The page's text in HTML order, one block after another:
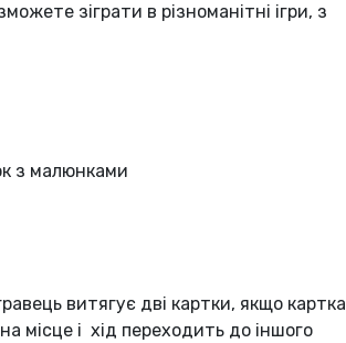
зіграти в різноманітні ігри, з
з малюнками
витягує дві картки, якщо картка
місце і хід переходить до іншого